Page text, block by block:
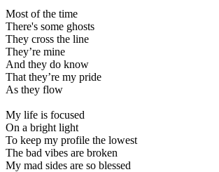
Most of the time
There's some ghosts
They cross the line
They’re mine
And they do know
That they’re my pride
As they flow
My life is focused
On a bright light
To keep my profile the lowest
The bad vibes are broken
My mad sides are so blessed